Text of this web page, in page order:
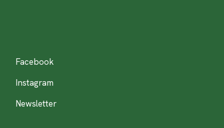
Facebook
Instagram
Newsletter